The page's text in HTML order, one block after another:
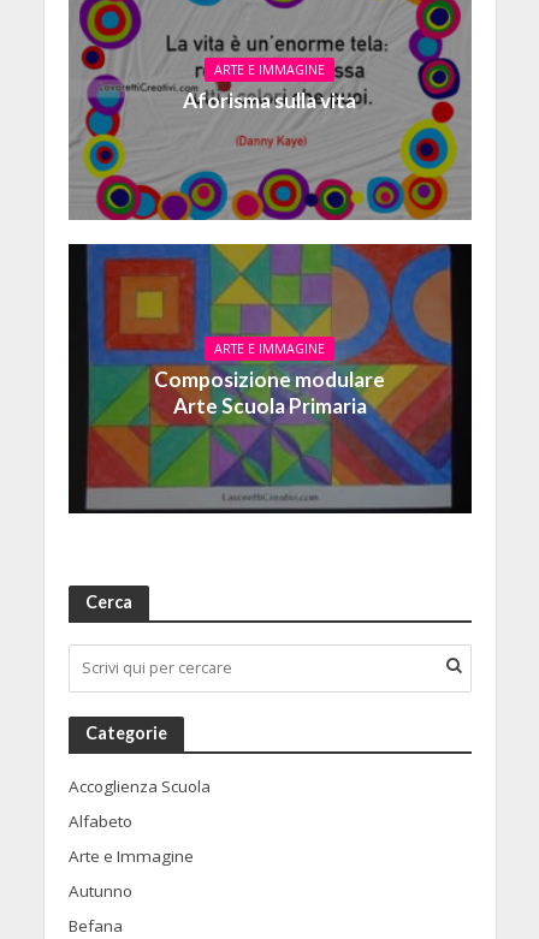
ARTE E IMMAGINE
Aforisma sulla vita
ARTE E IMMAGINE
Composizione modulare
Arte Scuola Primaria
Cerca
Categorie
Accoglienza Scuola
Alfabeto
Arte e Immagine
Autunno
Befana